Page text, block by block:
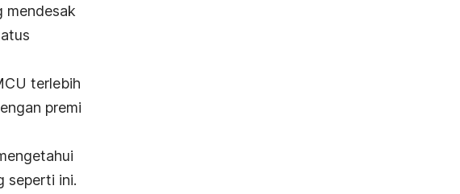
mendesak
terlebih
premi
seperti ini.